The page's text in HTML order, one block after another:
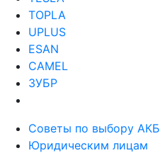
TOPLA
UPLUS
ESAN
CAMEL
ЗУБР
Советы по выбору АКБ
Юридическим лицам